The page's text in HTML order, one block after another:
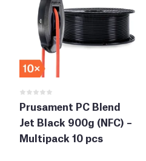
Prusament PC Blend
Jet Black 900g (NFC) –
Multipack 10 pcs